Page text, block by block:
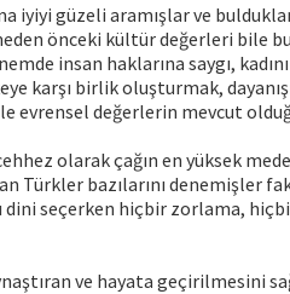
iyiyi güzeli aramışlar ve
önceki kültür değerleri bile
insan haklarına saygı,
karşı birlik oluşturmak,
evrensel değerlerin mevcut
olarak çağın en yüksek
Türkler bazılarını denemişler
seçerken hiçbir zorlama,
ve hayata geçirilmesini